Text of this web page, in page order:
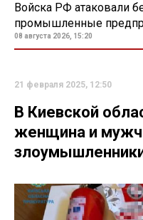
Войска РФ атаковали
промышленные
08 августа 2026, 15:20
21 февраля 2025, 12:50
В Киевской
женщина и